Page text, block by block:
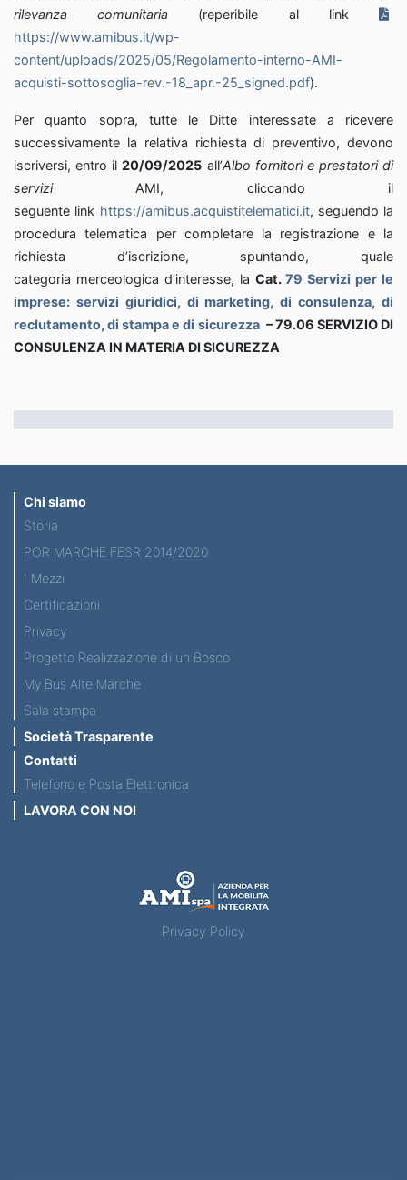
rilevanza comunitaria (reperibile al link
https://www.amibus.it/wp-
content/uploads/2025/05/Regolamento-interno-AMI-
acquisti-sottosoglia-rev.-18_apr.-25_signed.pdf).
Per quanto sopra, tutte le Ditte interessate a ricevere
successivamente la relativa richiesta di preventivo, devono
iscriversi, entro il20/09/2025 all’Albo fornitori e prestatori di
servizi AMI, cliccando il
seguente link https://amibus.acquistitelematici.it, seguendo la
procedura telematica per completare la registrazione e la
richiesta d’iscrizione, spuntando, quale
categoria merceologica d’interesse, la Cat.79Servizi per le
imprese: servizi giuridici, di marketing, di consulenza, di
reclutamento, di stampa e di sicurezza – 79.06 SERVIZIO DI
CONSULENZA IN MATERIA DI SICUREZZA
Chi siamo
Storia
POR MARCHE FESR 2014/2020
I Mezzi
Certificazioni
Privacy
Progetto Realizzazione di un Bosco
My Bus Alte Marche
Sala stampa
Società Trasparente
Contatti
Telefono e Posta Elettronica
LAVORA CON NOI
Privacy Policy